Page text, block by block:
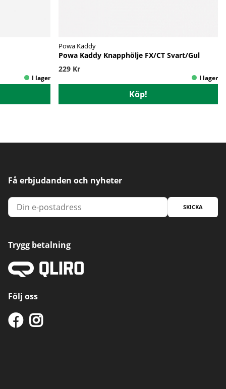
Powa Kaddy
Powa Kaddy Knapphölje FX/CT Svart/Gul
229 Kr
Köp!
Få erbjudanden och nyheter
SKICKA
Trygg betalning
Följ oss